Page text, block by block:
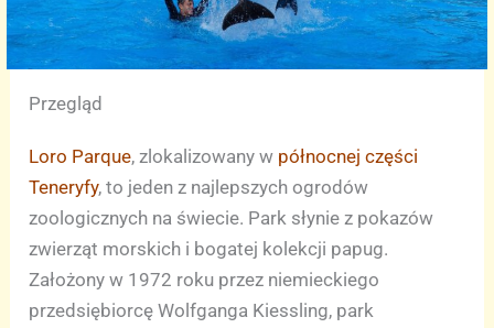
Przegląd
Loro Parque, zlokalizowany w północnej części
Teneryfy, to jeden z najlepszych ogrodów
zoologicznych na świecie. Park słynie z pokazów
zwierząt morskich i bogatej kolekcji papug.
Założony w 1972 roku przez niemieckiego
przedsiębiorcę Wolfganga Kiessling, park